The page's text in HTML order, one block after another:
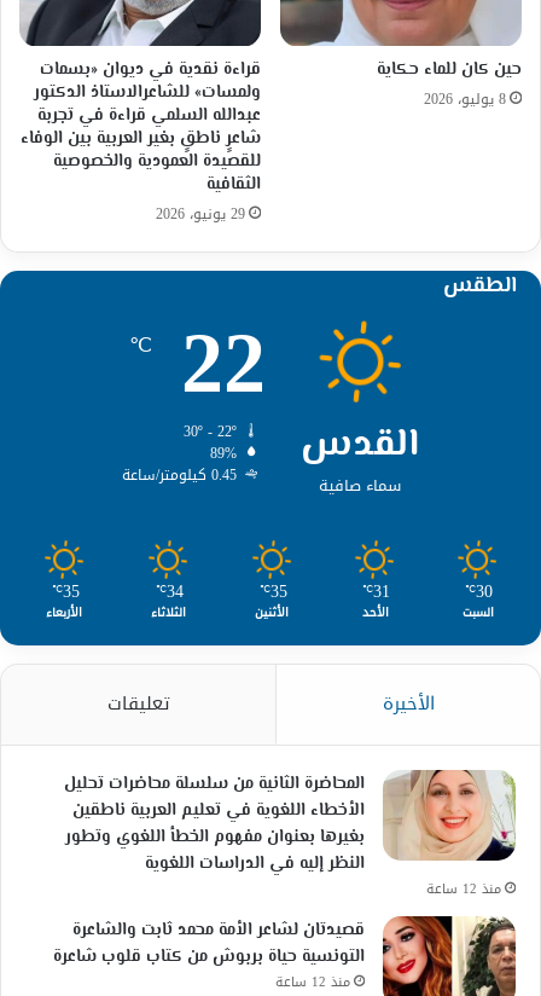
حين كان للماء حكاية
8 يوليو، 2026
قراءة نقدية في ديوان «بسمات
ولمسات» للشاعرالاستاذ الدكتور
عبدالله السلمي قراءة في تجربة
شاعرٍ ناطقٍ بغير العربية بين الوفاء
للقصيدة العمودية والخصوصية
الثقافية
29 يونيو، 2026
الطقس
القدس
سماء صافية
22
℃
89%
0.45 كيلومتر/ساعة
30
℃
السبت
31
℃
الأحد
35
℃
الأثنين
34
℃
الثلاثاء
35
℃
الأربعاء
الأخيرة تعليقات
المحاضرة الثانية من سلسلة محاضرات تحليل
الأخطاء اللغوية في تعليم العربية ناطقين
بغيرها بعنوان مفهوم الخطأ اللغوي وتطور
النظر إليه في الدراسات اللغوية
منذ 12 ساعة
قصيدتان لشاعر الأمة محمد ثابت والشاعرة
التونسية حياة بربوش من كتاب قلوب شاعرة
منذ 12 ساعة